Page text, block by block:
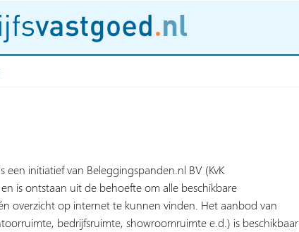
een initiatief van Beleggingspanden.nl BV (KvK
is ontstaan uit de behoefte om alle beschikbare
overzicht op internet te kunnen vinden. Het aanbod van
bedrijfsruimte, showroomruimte e.d.) is beschikbaar